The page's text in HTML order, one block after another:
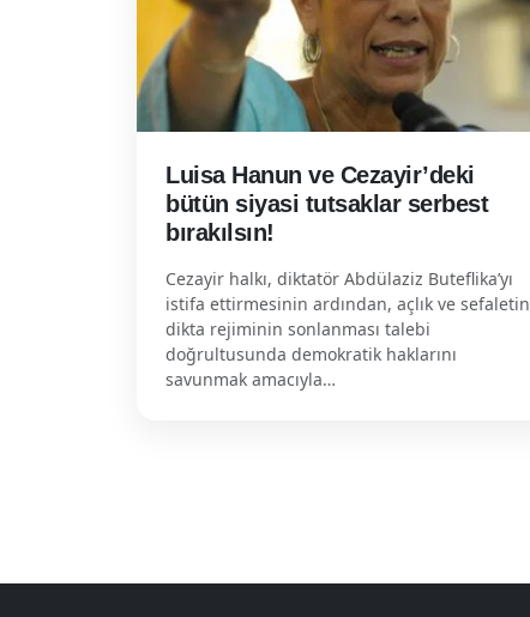
Luisa Hanun ve Cezayir’deki
bütün siyasi tutsaklar serbest
bırakılsın!
Cezayir halkı, diktatör Abdülaziz Buteflika’yı
istifa ettirmesinin ardından, açlık ve sefaletin
dikta rejiminin sonlanması talebi
doğrultusunda demokratik haklarını
savunmak amacıyla…